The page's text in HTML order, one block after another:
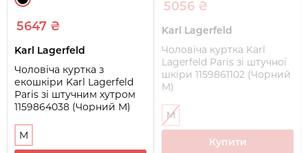
5647 ₴
Karl Lagerfeld
Чоловіча куртка з
екошкіри Karl Lagerfeld
Paris зі штучним хутром
1159864038 (Чорний M)
M
5056 ₴
Karl Lagerfeld
Чоловіча куртка Karl
Lagerfeld Paris зі штучної
шкіри 1159861102 (Чорний
M)
M
Купити